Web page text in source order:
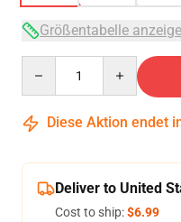
Größentabelle
Diese Aktion endet
Deliver to United
Cost to ship:$6.99